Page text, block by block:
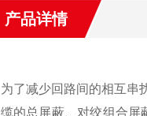
产品详情
为了减少回路间的相互串
缆的总屏蔽、对绞组合屏